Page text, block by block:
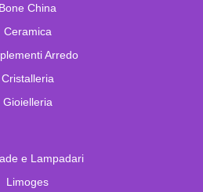
Bone China
Ceramica
Arredo
Cristalleria
Gioielleria
e Lampadari
Limoges